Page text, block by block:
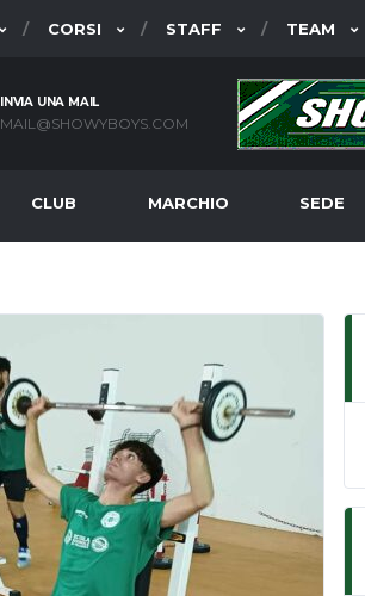
CORSI STAFF TEAM
INVIA UNA MAIL
MAIL@SHOWYBOYS.COM
CLUB MARCHIO SEDE